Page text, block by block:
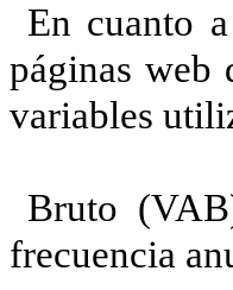
En cuanto
páginas web
variables
Bruto
frecuencia